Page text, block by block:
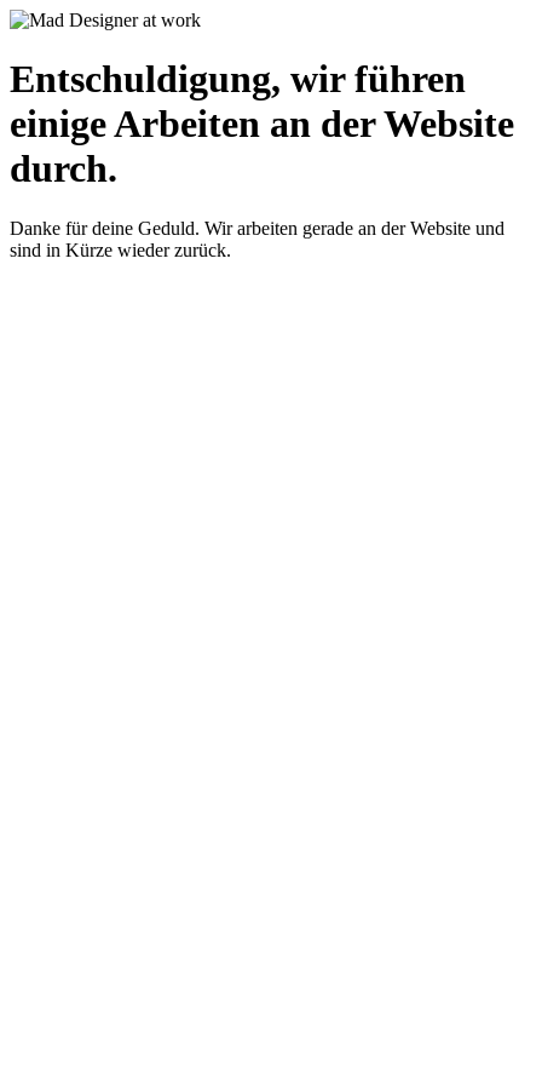
Entschuldigung, wir führen
einige Arbeiten an der Website
durch.
Danke für deine Geduld. Wir arbeiten gerade an der Website und
sind in Kürze wieder zurück.